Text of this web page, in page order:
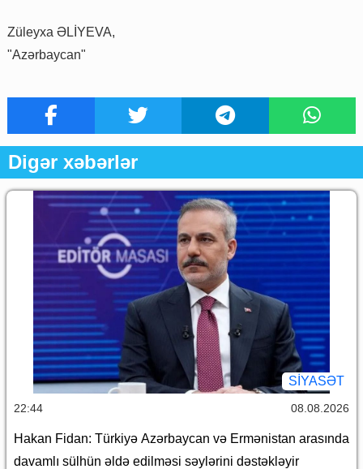
Züleyxa ƏLİYEVA,
"Azərbaycan"
Digər xəbərlər
SİYASƏT
22:44 08.08.2026
Hakan Fidan: Türkiyə Azərbaycan və Ermənistan arasında
davamlı sülhün əldə edilməsi səylərini dəstəkləyir